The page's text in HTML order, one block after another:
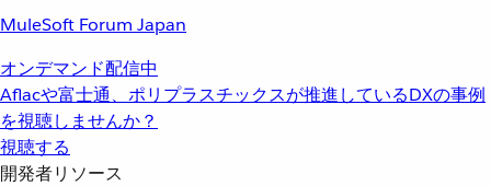
MuleSoft Forum Japan
オンデマンド配信中
Aflacや富士通、ポリプラスチックスが推進しているDXの事例
を視聴しませんか？
視聴する
開発者リソース